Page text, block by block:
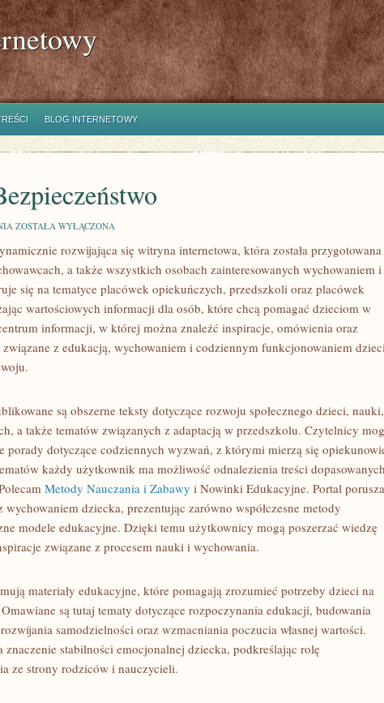
BLOG INTERNETOWY
ZDROWIE
BEZPIECZEŃSTWO
ZOSTAŁA WYŁĄCZONA
rozwijająca się witryna internetowa, która została
a także wszystkich osobach zainteresowanych wychowaniem i
się na tematyce placówek opiekuńczych, przedszkoli oraz placówek
wartościowych informacji dla osób, które chcą pomagać dzieciom w
informacji, w której można znaleźć inspiracje, omówienia oraz
z edukacją, wychowaniem i codziennym funkcjonowaniem
są obszerne teksty dotyczące rozwoju społecznego dzieci, nauki,
a także tematów związanych z adaptacją w przedszkolu. Czytelnicy
porady dotyczące codziennych wyzwań, z którymi mierzą się
każdy użytkownik ma możliwość odnalezienia treści dopasowanych
Metody Nauczania i Zabawy i Nowinki Edukacyjne. Portal porusza
wychowaniem dziecka, prezentując zarówno współczesne metody
modele edukacyjne. Dzięki temu użytkownicy mogą poszerzać wiedzę
związane z procesem nauki i wychowania.
materiały edukacyjne, które pomagają zrozumieć potrzeby dzieci na
są tutaj tematy dotyczące rozpoczynania edukacji, budowania
samodzielności oraz wzmacniania poczucia własnej wartości.
znaczenie stabilności emocjonalnej dziecka, podkreślając rolę
ze strony rodziców i nauczycieli.